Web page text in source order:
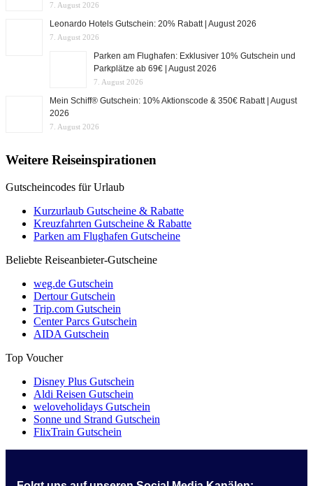
7. August 2026
Leonardo Hotels Gutschein: 20% Rabatt | August 2026
7. August 2026
Parken am Flughafen: Exklusiver 10% Gutschein und
Parkplätze ab 69€ | August 2026
7. August 2026
Mein Schiff® Gutschein: 10% Aktionscode & 350€ Rabatt | August
2026
7. August 2026
Weitere Reiseinspirationen
Gutscheincodes für Urlaub
Kurzurlaub Gutscheine & Rabatte
Kreuzfahrten Gutscheine & Rabatte
Parken am Flughafen Gutscheine
Beliebte Reiseanbieter-Gutscheine
weg.de Gutschein
Dertour Gutschein
Trip.com Gutschein
Center Parcs Gutschein
AIDA Gutschein
Top Voucher
Disney Plus Gutschein
Aldi Reisen Gutschein
weloveholidays Gutschein
Sonne und Strand Gutschein
FlixTrain Gutschein